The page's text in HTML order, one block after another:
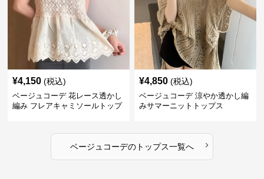
¥4,150 (税込)
ベージュコーデ 花レース透かし
編み フレアキャミソールトップ
¥4,850 (税込)
ベージュコーデ 涼やか透かし編
みサマーニットトップス
ベージュコーデのトップス一覧へ ›